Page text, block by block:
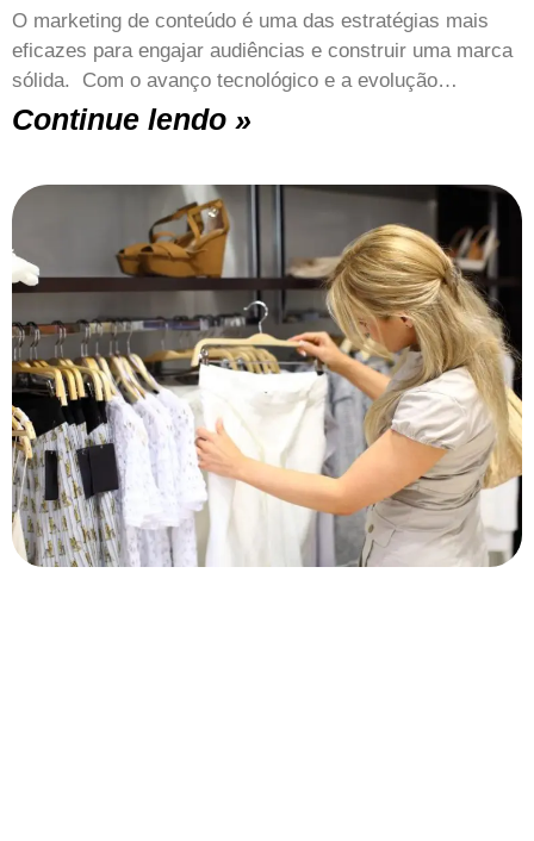
O marketing de conteúdo é uma das estratégias mais
eficazes para engajar audiências e construir uma marca
sólida. Com o avanço tecnológico e a evolução…
Continue lendo »